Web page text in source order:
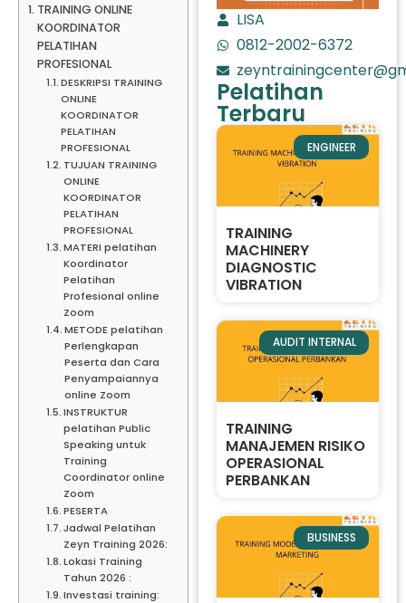
TRAINING ONLINE
KOORDINATOR
PELATIHAN
PROFESIONAL
DESKRIPSI TRAINING
ONLINE
KOORDINATOR
PELATIHAN
PROFESIONAL
TUJUAN TRAINING
ONLINE
KOORDINATOR
PELATIHAN
PROFESIONAL
MATERI pelatihan
Koordinator
Pelatihan
Profesional online
Zoom
METODE pelatihan
Perlengkapan
Peserta dan Cara
Penyampaiannya
online Zoom
INSTRUKTUR
pelatihan Public
Speaking untuk
Training
Coordinator online
Zoom
PESERTA
Jadwal Pelatihan
Zeyn Training 2026:
Lokasi Training
Tahun 2026 :
Investasi training:
LISA
0812-2002-6372
Pelatihan
Terbaru
ENGINEER
TRAINING
MACHINERY
DIAGNOSTIC
VIBRATION
AUDIT INTERNAL
TRAINING
MANAJEMEN RISIKO
OPERASIONAL
PERBANKAN
BUSINESS